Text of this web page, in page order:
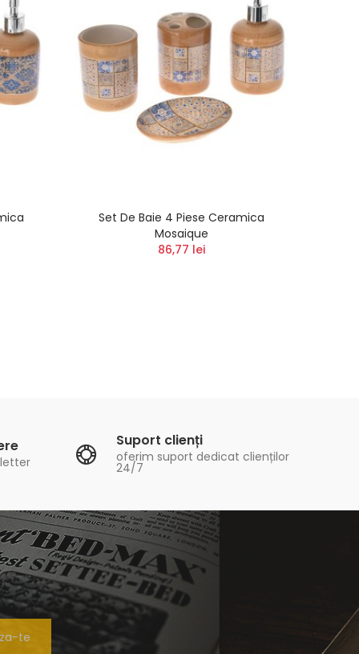
Set De Baie 4 Piese Ceramica
Mosaique
86,77 lei
Suport clienți
oferim suport dedicat clienților
24/7
te